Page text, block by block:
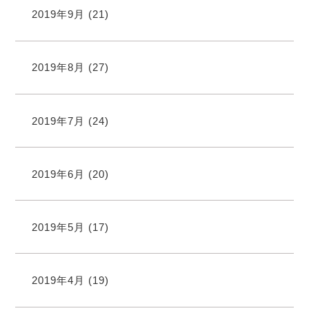
2019年9月 (21)
2019年8月 (27)
2019年7月 (24)
2019年6月 (20)
2019年5月 (17)
2019年4月 (19)